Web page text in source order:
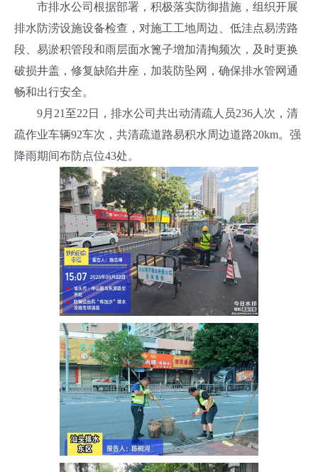
市排水公司根据部署，积极落实防御措施，组织开展
排水防涝设施设备检查， 对施工工地周边、低洼点易涝路
段、易淤积管段和雨层面水篦子增加清掏频次，及时更换
破损井盖，修复缺陷井座，加装防坠网，确保排水管网通
畅和出行安全。
9月21至22日，排水公司共出动清疏人员236人次，清
疏作业车辆92车次，共清疏道路易积水周边道路20km。强
降雨期间布防点位43处。